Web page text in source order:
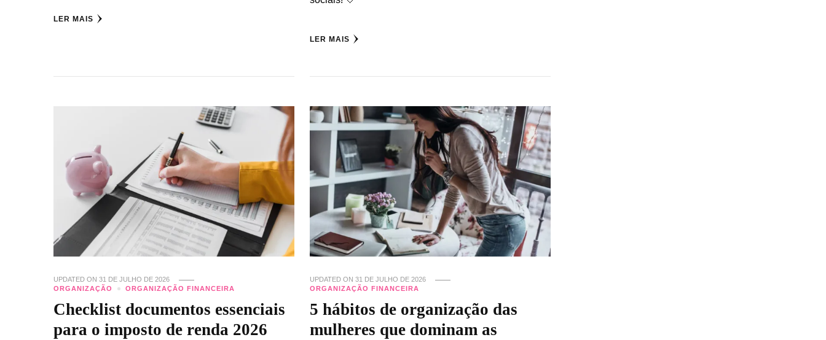
LER MAIS
LER MAIS
UPDATED ON31 DE JULHO DE 2026
ORGANIZAÇÃO
ORGANIZAÇÃO FINANCEIRA
Checklist documentos essenciais
para o imposto de renda 2026
UPDATED ON 31 DE JULHO DE 2026
ORGANIZAÇÃO FINANCEIRA
5 hábitos de organização das
mulheres que dominam as